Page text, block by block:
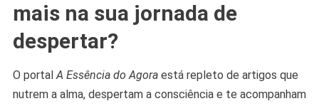
mais na sua jornada de
despertar?
O portalA Essência do Agoraestá repleto de artigos que
nutrem a alma, despertam a consciência e te acompanham